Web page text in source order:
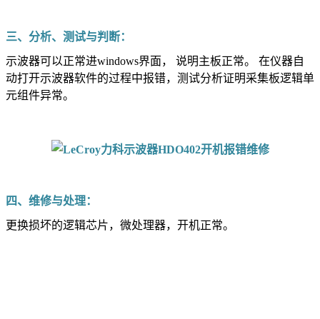
三、分析、测试与判断：
示波器可以正常进windows界面， 说明主板正常。 在仪器自
动打开示波器软件的过程中报错，测试分析证明采集板逻辑单
元组件异常。
四、维修与处理：
更换损坏的逻辑芯片，微处理器，开机正常。